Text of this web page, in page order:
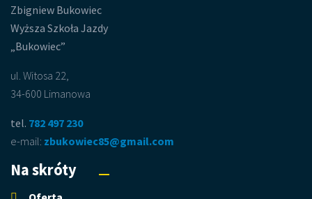
Zbigniew Bukowiec
Wyższa Szkoła Jazdy
„Bukowiec”
ul. Witosa 22,
34-600 Limanowa
tel. 782 497 230
e-mail: zbukowiec85@gmail.com
Na skróty